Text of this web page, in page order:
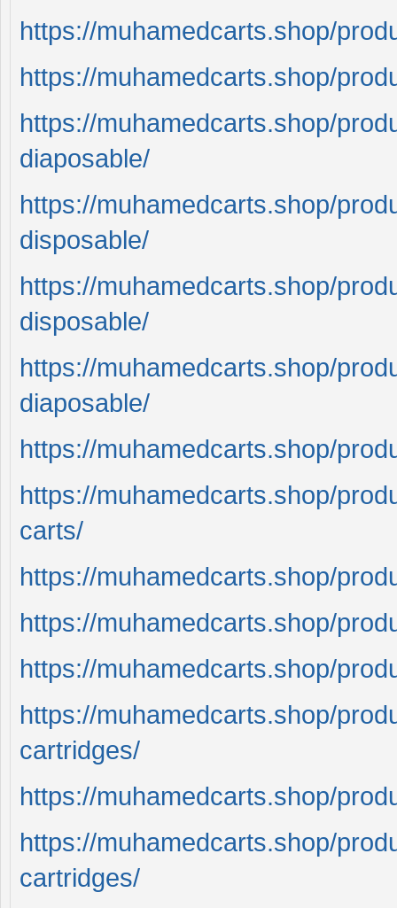
https://muhamedcarts.shop/
https://muhamedcarts.shop/
https://muhamedcarts.shop/
diaposable/
https://muhamedcarts.shop/
disposable/
https://muhamedcarts.shop/
disposable/
https://muhamedcarts.shop/
diaposable/
https://muhamedcarts.shop/
https://muhamedcarts.shop/
carts/
https://muhamedcarts.shop/
https://muhamedcarts.shop/
https://muhamedcarts.shop/
https://muhamedcarts.shop/
cartridges/
https://muhamedcarts.shop/
https://muhamedcarts.shop/
cartridges/